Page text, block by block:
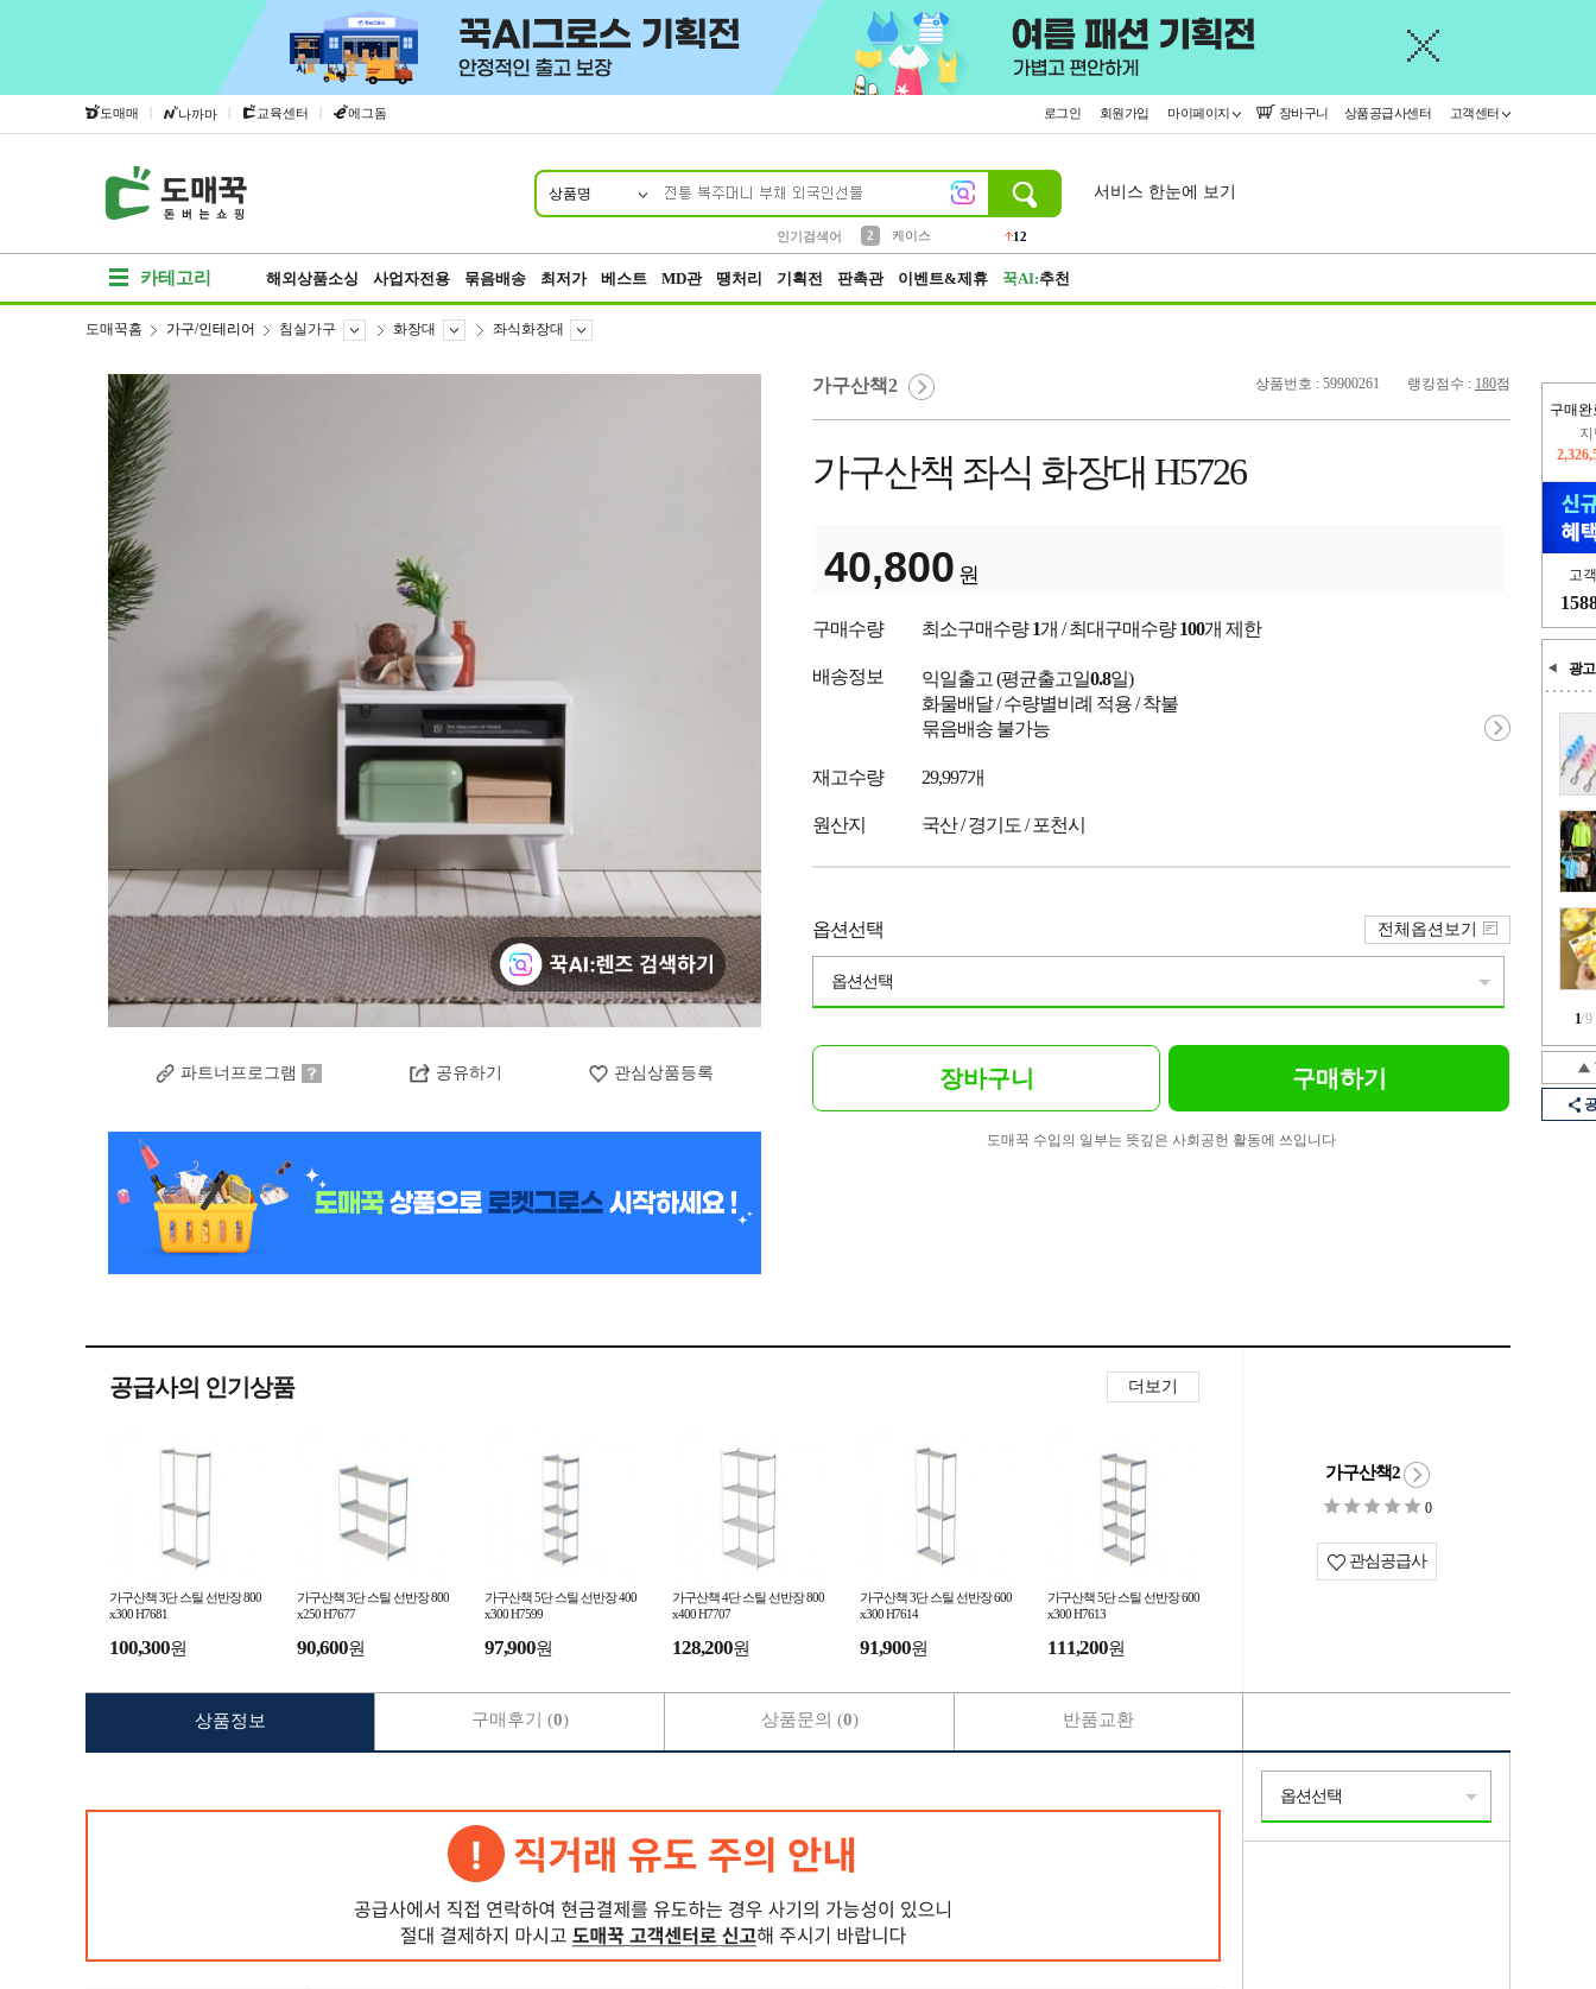
도매매 | 나까마 | 교육센터 | 에그돔 로그인 회원가입 마이페이지 장바구니 상품공급사센터 고객센터
상품명
인기검색어
2
케이스
12
서비스 한눈에 보기
카테고리 해외상품소싱 사업자전용 묶음배송 최저가 베스트 MD관 땡처리 기획전 판촉관 이벤트&제휴 꾹AI:추천
구매완
고
광고
1/9
도매꾹홈 가구/인테리어 침실가구 화장대 좌식화장대
파트너프로그램 공유하기 관심상품등록
상품번호 : 59900261 랭킹점수 : 180점
가구산책2
가구산책 좌식 화장대 H5726
40,800 원
구매수량 최소구매수량1개 / 최대구매수량100개 제한
배송정보 익일출고 (평균출고일0.8일)
화물배달 / 수량별비례 적용 / 착불
묶음배송 불가능
재고수량 29,997개
원산지 국산 / 경기도 / 포천시
옵션선택
옵션선택
전체옵션보기
장바구니 구매하기
도매꾹 수입의 일부는 뜻깊은 사회공헌 활동에 쓰입니다
공급사의 인기상품 더보기
가구산책 3단 스틸 선반장 800
x300 H7681
100,300원
가구산책 3단 스틸 선반장 800
x250 H7677
90,600원
가구산책 5단 스틸 선반장 400
x300 H7599
97,900원
가구산책 4단 스틸 선반장 800
x400 H7707
128,200원
가구산책 3단 스틸 선반장 600
x300 H7614
91,900원
가구산책 5단 스틸 선반장 600
x300 H7613
111,200원
가구산책2
0
관심공급사
상품정보 구매후기 (0) 상품문의 (0) 반품교환
옵션선택